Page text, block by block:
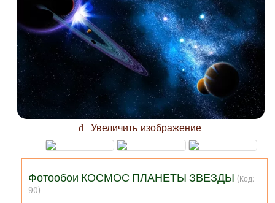
Увеличить изображение
Фотообои КОСМОС ПЛАНЕТЫ ЗВЕЗДЫ (Код:
90)